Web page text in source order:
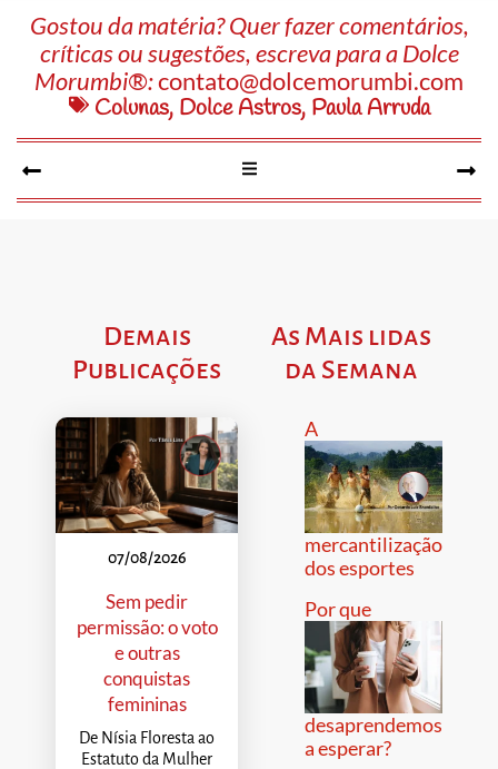
Gostou da matéria? Quer fazer comentários,
críticas ou sugestões, escreva para a Dolce
Morumbi®:contato@dolcemorumbi.com
Colunas, Dolce Astros, Paula Arruda
Demais
Publicações
07/08/2026
Sem pedir
permissão: o voto
e outras
conquistas
femininas
De Nísia Floresta ao
Estatuto da Mulher
As Mais lidas
da Semana
A
mercantilização
dos esportes
Por que
desaprendemos
a esperar?